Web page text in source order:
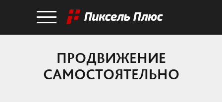
ПРОДВИЖЕНИЕ
САМОСТОЯТЕЛЬНО